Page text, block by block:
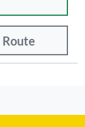
Route